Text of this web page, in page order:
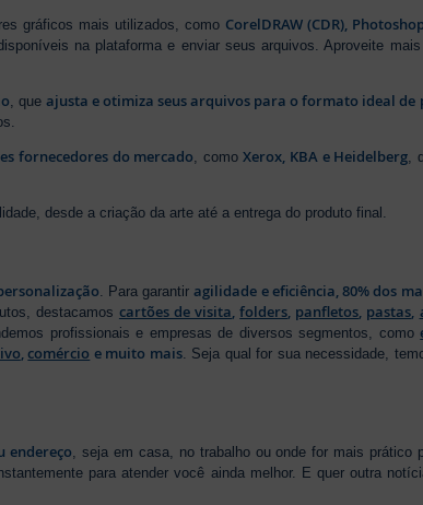
gráficos mais utilizados, como CorelDRAW (CDR),
na plataforma e enviar seus arquivos. Aproveite
, queajusta e otimiza seus arquivos para o formato ideal de
fornecedores do mercado, comoXerox, KBA e Heidelberg,
desde a criação da arte até a entrega do produto final.
. Para garantiragilidade e eficiência, 80% dos
destacamos cartões de visita,folders, panfletos, pastas,
profissionais e empresas de diversos segmentos, como
,comércio e muito mais. Seja qual for sua necessidade,
endereço, seja em casa, no trabalho ou onde for mais prático
para atender você ainda melhor. E quer outra